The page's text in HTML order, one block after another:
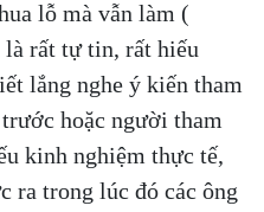
lỗ mà vẫn làm (
rất tự tin, rất hiếu
lắng nghe ý kiến tham
hoặc người tham
kinh nghiệm thực tế,
ra trong lúc đó các ông